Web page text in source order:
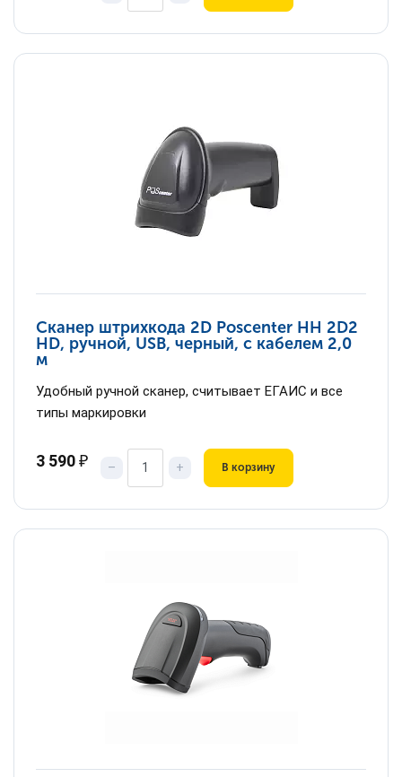
Сканер штрихкода 2D Poscenter HH 2D2
HD, ручной, USB, черный, с кабелем 2,0
м
Удобный ручной сканер, считывает ЕГАИС и все
типы маркировки
3 590₽ – + В корзину